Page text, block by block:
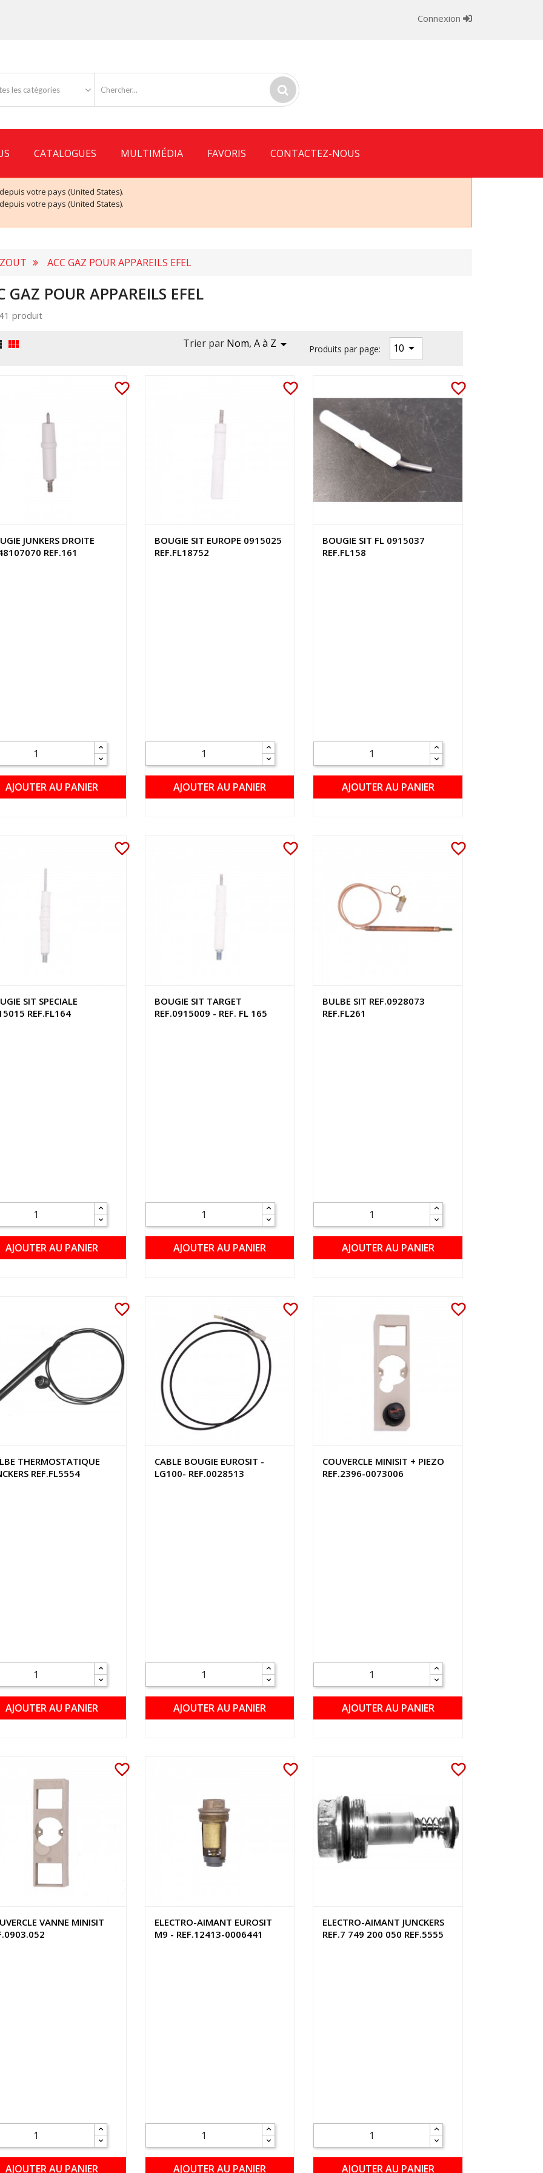
Connexion
les catégories
CATALOGUES MULTIMÉDIA FAVORIS CONTACTEZ-NOUS
votre pays (United States).
votre pays (United States).
ACC GAZ POUR APPAREILS EFEL
GAZ POUR APPAREILS EFEL
produit
 Trier par Nom, A à Z  Produits par page: 10 
favorite_border
JUNKERS DROITE
REF.161
AJOUTER AU PANIER
favorite_border
BOUGIE SIT EUROPE 0915025
REF.FL18752
AJOUTER AU PANIER
favorite_border
BOUGIE SIT FL 0915037
REF.FL158
AJOUTER AU PANIER
favorite_border
SIT SPECIALE
REF.FL164
AJOUTER AU PANIER
favorite_border
BOUGIE SIT TARGET
REF.0915009 - REF. FL 165
AJOUTER AU PANIER
favorite_border
BULBE SIT REF.0928073
REF.FL261
AJOUTER AU PANIER
favorite_border
THERMOSTATIQUE
REF.FL5554
AJOUTER AU PANIER
favorite_border
CABLE BOUGIE EUROSIT -
LG100- REF.0028513
AJOUTER AU PANIER
favorite_border
COUVERCLE MINISIT + PIEZO
REF.2396-0073006
AJOUTER AU PANIER
favorite_border
VANNE MINISIT
AJOUTER AU PANIER
favorite_border
ELECTRO-AIMANT EUROSIT
M9 - REF.12413-0006441
AJOUTER AU PANIER
favorite_border
ELECTRO-AIMANT JUNCKERS
REF.7 749 200 050 REF.5555
AJOUTER AU PANIER